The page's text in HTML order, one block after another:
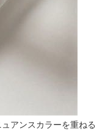
アンスカラーを重ねる